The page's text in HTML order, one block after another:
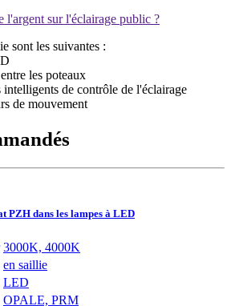
l'argent sur l'éclairage public ?
sont les suivantes :
les poteaux
de contrôle de l'éclairage
de mouvement
PZH dans les lampes à LED
3000K, 4000K
en saillie
LED
OPALE, PRM